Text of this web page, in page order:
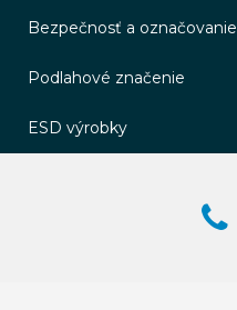
Bezpečnosť a označovanie
Podlahové značenie
ESD výrobky